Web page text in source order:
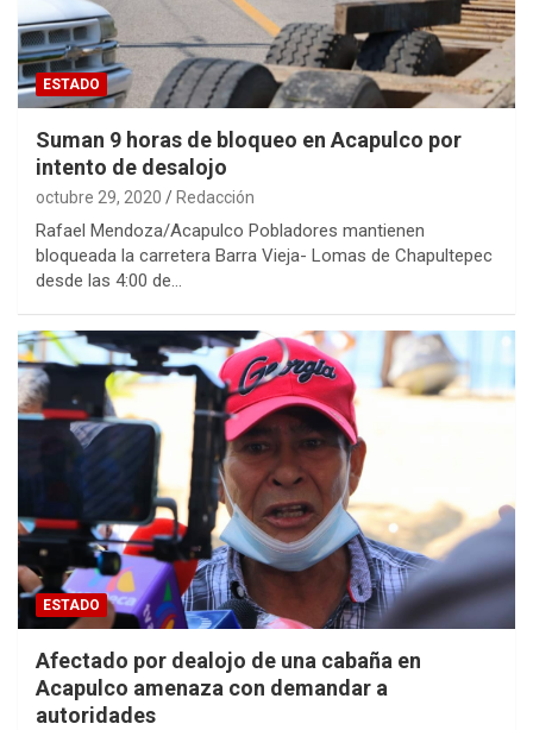
ESTADO
Suman 9 horas de bloqueo en Acapulco por
intento de desalojo
octubre 29, 2020 Redacción
Rafael Mendoza/Acapulco Pobladores mantienen
bloqueada la carretera Barra Vieja- Lomas de Chapultepec
desde las 4:00 de…
ESTADO
Afectado por dealojo de una cabaña en
Acapulco amenaza con demandar a
autoridades